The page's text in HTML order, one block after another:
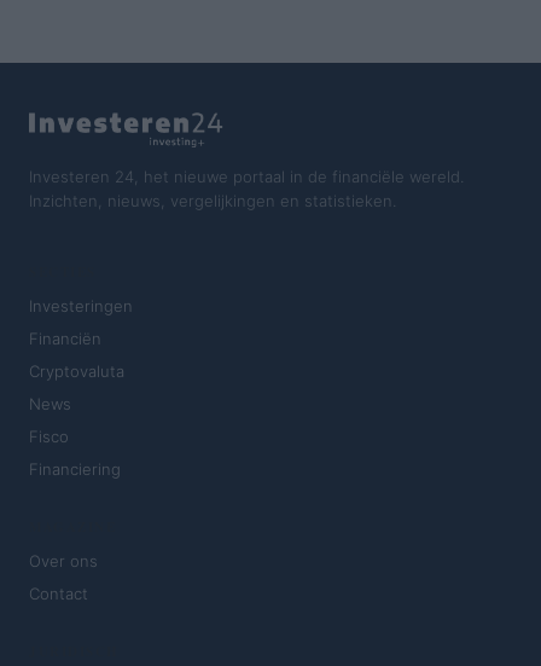
Investeren 24, het nieuwe portaal in de financiële wereld.
Inzichten, nieuws, vergelijkingen en statistieken.
Investeringen
Financiën
Cryptovaluta
News
Fisco
Financiering
Over ons
Contact